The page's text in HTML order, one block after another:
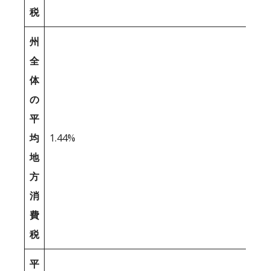
税
州
全
体
の
平
均
地
方
消
費
税
1.44%
平